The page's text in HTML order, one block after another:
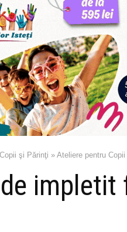
şi Părinţi » Ateliere pentru Copii
impletit